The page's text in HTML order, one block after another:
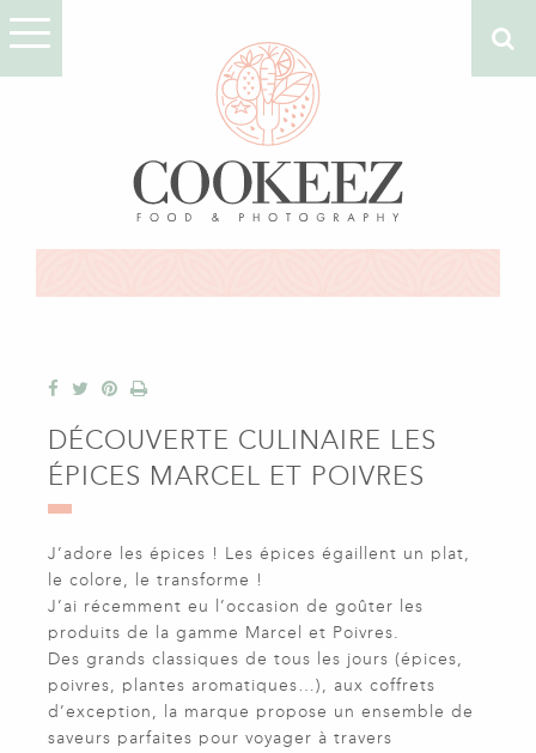
DÉCOUVERTE CULINAIRE LES
ÉPICES MARCEL ET POIVRES
J’adore les épices ! Les épices égaillent un plat,
le colore, le transforme !
J’ai récemment eu l’occasion de goûter les
produits de la gamme Marcel et Poivres.
Des grands classiques de tous les jours (épices,
poivres, plantes aromatiques…), aux coffrets
d’exception, la marque propose un ensemble de
saveurs parfaites pour voyager à travers